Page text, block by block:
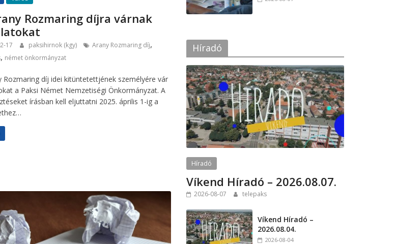
Rozmaring díjra várnak
17 paksihirnok (kgy) Arany Rozmaring díj,
, német önkormányzat
Rozmaring díj idei kitüntetettjének személyére vár
a Paksi Német Nemzetiségi Önkormányzat. A
írásban kell eljuttatni 2025. április 1-ig a
Híradó
Híradó
Víkend Híradó – 2026.08.07.
2026-08-07 telepaks
Víkend Híradó –
2026.08.04.
2026-08-04